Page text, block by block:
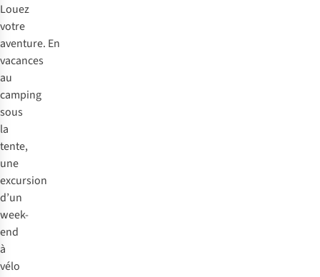
Louez
votre
aventure. En
vacances
au
camping
sous
la
tente,
une
excursion
d’un
week-
end
à
vélo